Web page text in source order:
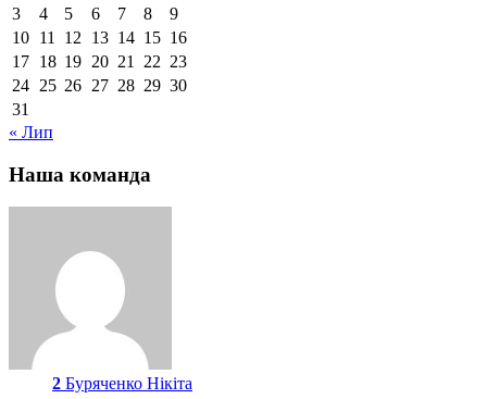
3
4 5 6 7 8
9
10 11 12 13 14 15 16
17 18 19 20 21 22 23
24 25 26 27 28 29 30
31
« Лип
Наша команда
2 Буряченко Нікіта